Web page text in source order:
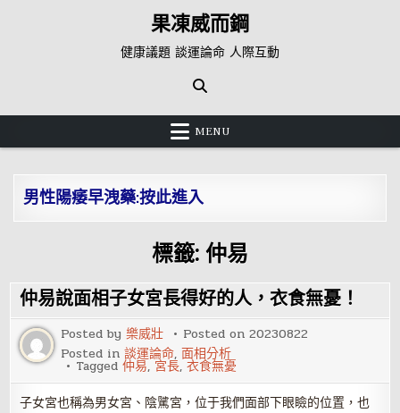
果凍威而鋼
健康議題 談運論命 人際互動
MENU
男性陽痿早洩藥:按此進入
標籤: 仲易
仲易說面相子女宮長得好的人，衣食無憂！
Posted by樂威壯 Posted on20230822
Posted in談運論命,面相分析
Tagged仲易, 宮長,衣食無憂
子女宮也稱為男女宮、陰騭宮，位于我們面部下眼瞼的位置，也